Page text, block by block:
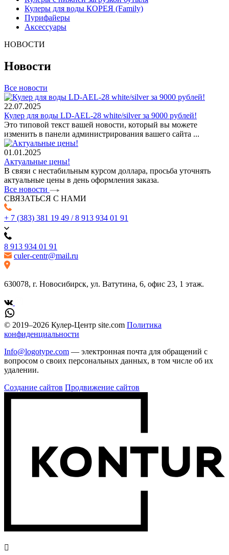
Кулеры для воды КОРЕЯ (Family)
Пурифайеры
Аксессуары
НОВОСТИ
Новости
Все новости
22.07.2025
Кулер для воды LD-AEL-28 white/silver за 9000 рублей!
Это типовой текст вашей новости, который вы можете
изменить в панели администрирования вашего сайта ...
01.01.2025
Актуальные цены!
В связи с нестабильным курсом доллара, просьба уточнять
актуальные цены в день оформления заказа.
Все новости
СВЯЗАТЬСЯ С НАМИ
+ 7 (383) 381 19 49 / 8 913 934 01 91
8 913 934 01 91
culer-centr@mail.ru
630078, г. Новосибирск, ул. Ватутина, 6, офис 23, 1 этаж.
© 2019–2026 Кулер-Центр site.com Политика
конфиденциальности
Info@logotype.com — электронная почта для обращений с
вопросом о своих персональных данных, в том числе об их
удалении.
Создание сайтов Продвижение сайтов
